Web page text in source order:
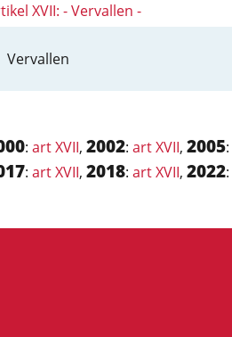
XVII: - Vervallen -
Vervallen
: art XVII, 2002: art XVII, 2005:
: art XVII, 2018: art XVII, 2022: